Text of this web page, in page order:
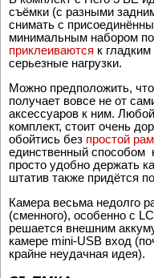
В комплект с Hero 3 BE
съёмки (с разными
снимать с
минимальным набором
приклеиваютсяк гладким
серьезные нагрузки.
Можно предположить, что
получает вовсе не от
аксессуаров к ним.
комплект, стоит очень
обойтись безпростой
единственный способом
просто удобно держать
штатив также придётся
Камера весьма недолго
(сменного), особенно с
решается внешним
камере mini-USB вход